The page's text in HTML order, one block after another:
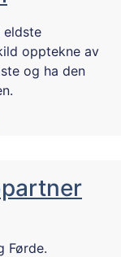
eldste
opptekne av
og ha den
Førde.